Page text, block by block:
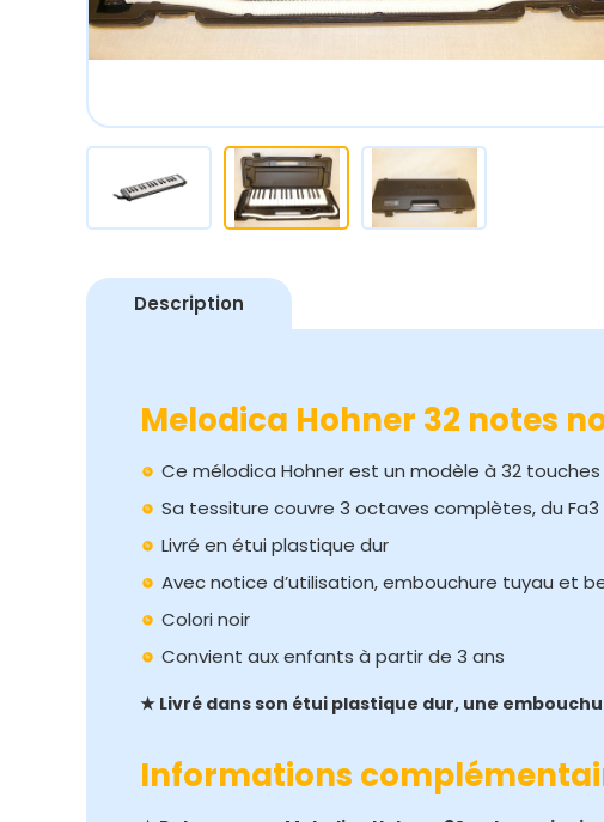
Description
Melodica Hohner 32 notes
Ce mélodica Hohner est un modèle à 32
Sa tessiture couvre 3 octaves complètes, du Fa3
Livré en étui plastique dur
Avec notice d’utilisation, embouchure tuyau et
Colori noir
Convient aux enfants à partir de 3 ans
★ Livré dans son étui plastique dur, une
Informations